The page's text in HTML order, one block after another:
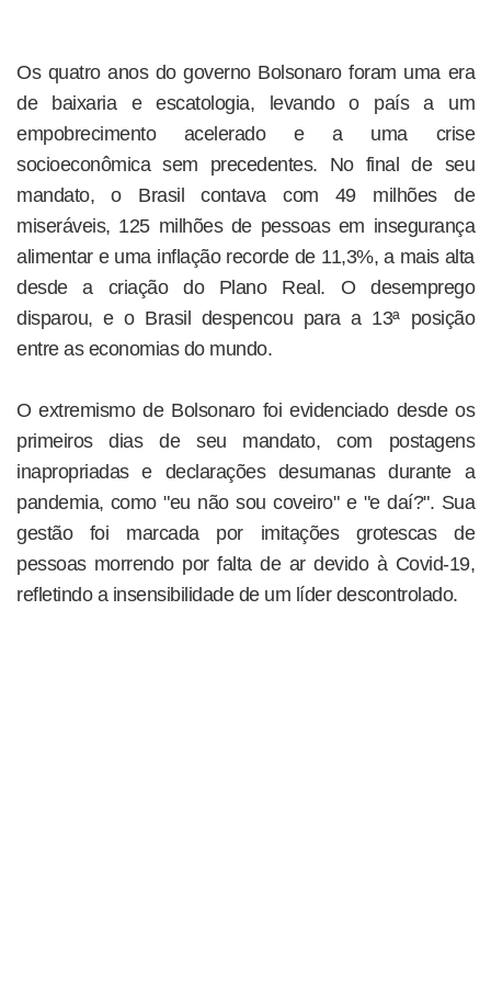
Os quatro anos do governo Bolsonaro foram uma era
de baixaria e escatologia, levando o país a um
empobrecimento acelerado e a uma crise
socioeconômica sem precedentes. No final de seu
mandato, o Brasil contava com 49 milhões de
miseráveis, 125 milhões de pessoas em insegurança
alimentar e uma inflação recorde de 11,3%, a mais alta
desde a criação do Plano Real. O desemprego
disparou, e o Brasil despencou para a 13ª posição
entre as economias do mundo.
O extremismo de Bolsonaro foi evidenciado desde os
primeiros dias de seu mandato, com postagens
inapropriadas e declarações desumanas durante a
pandemia, como "eu não sou coveiro" e "e daí?". Sua
gestão foi marcada por imitações grotescas de
pessoas morrendo por falta de ar devido à Covid-19,
refletindo a insensibilidade de um líder descontrolado.